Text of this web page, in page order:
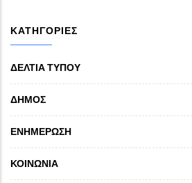
ΚΑΤΗΓΟΡΙΕΣ
ΔΕΛΤΙΑ ΤΥΠΟΥ
ΔΗΜΟΣ
ΕΝΗΜΕΡΩΣΗ
ΚΟΙΝΩΝΙΑ